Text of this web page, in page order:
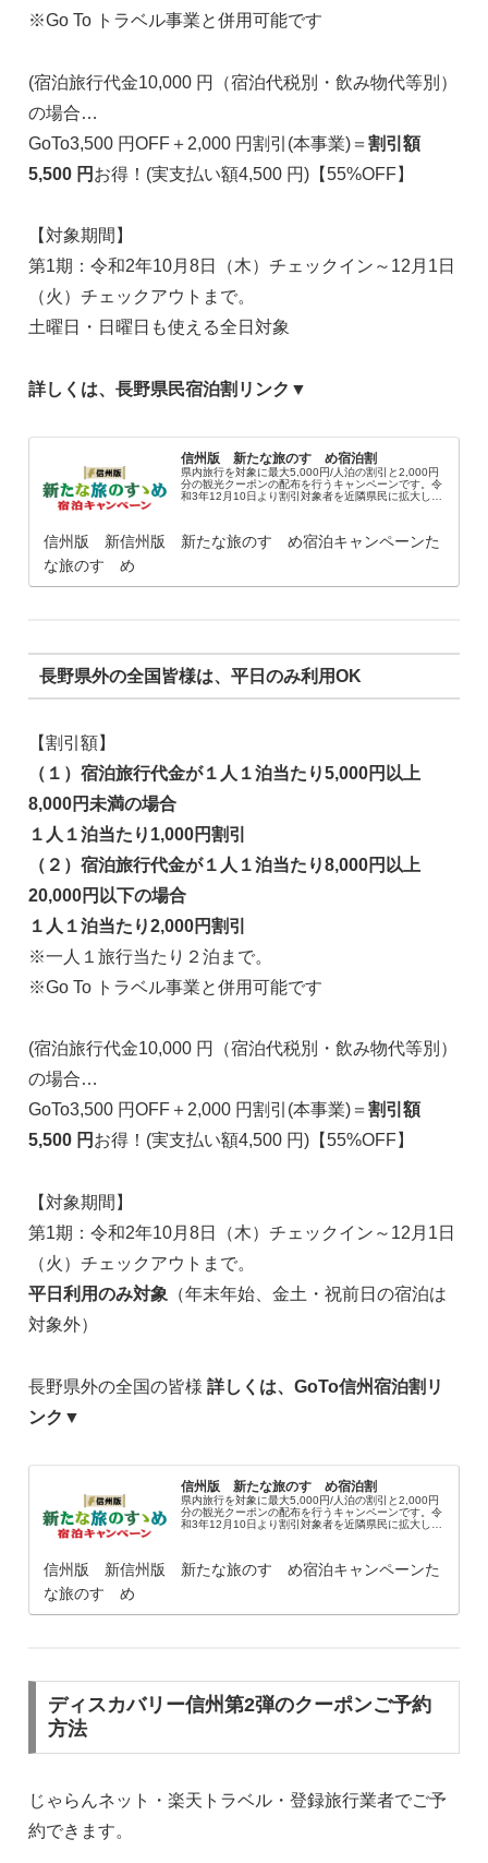
※Go To トラベル事業と併用可能です
(宿泊旅行代金10,000 円（宿泊代税別・飲み物代等別）
の場合…
GoTo3,500 円OFF＋2,000 円割引(本事業)＝ 割引額
5,500 円 お得！(実支払い額4,500 円)【55%OFF】
【対象期間】
第1期：令和2年10月8日（木）チェックイン～12月1日
（火）チェックアウトまで。
土曜日・日曜日も使える全日対象
詳しくは、長野県民宿泊割リンク▼
信州版 新たな旅のすゝめ宿泊割
県内旅行を対象に最大5,000円/人泊の割引と​2,000円
分の観光クーポンの配布を行うキャンペーンです。令
和3年12月10日より割引対象者を近隣県民に拡大しま
信州版 新信州版 新たな旅のすゝめ宿泊キャンペーンた
な旅のすゝめ
長野県外の全国皆様は、平日のみ利用OK
【割引額】
（１）宿泊旅行代金が１人１泊当たり5,000円以上
8,000円未満の場合
１人１泊当たり1,000円割引
（２）宿泊旅行代金が１人１泊当たり8,000円以上
20,000円以下の場合
１人１泊当たり2,000円割引
※一人１旅行当たり２泊まで。
※Go To トラベル事業と併用可能です
(宿泊旅行代金10,000 円（宿泊代税別・飲み物代等別）
の場合…
GoTo3,500 円OFF＋2,000 円割引(本事業)＝ 割引額
5,500 円 お得！(実支払い額4,500 円)【55%OFF】
【対象期間】
第1期：令和2年10月8日（木）チェックイン～12月1日
（火）チェックアウトまで。
平日利用のみ対象 （年末年始、金土・祝前日の宿泊は
対象外）
長野県外の全国の皆様 詳しくは、GoTo信州宿泊割リ
ンク▼
信州版 新たな旅のすゝめ宿泊割
県内旅行を対象に最大5,000円/人泊の割引と​2,000円
分の観光クーポンの配布を行うキャンペーンです。令
和3年12月10日より割引対象者を近隣県民に拡大しま
信州版 新信州版 新たな旅のすゝめ宿泊キャンペーンた
な旅のすゝめ
ディスカバリー信州第2弾のクーポンご予約
方法
じゃらんネット・楽天トラベル・登録旅行業者でご予
約できます。